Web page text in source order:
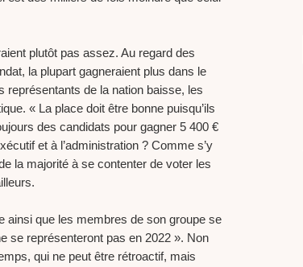
plutôt pas assez. Au regard des
la plupart gagneraient plus dans le
représentants de la nation baisse, les
« La place doit être bonne puisqu’ils
des candidats pour gagner 5 400 €
et à l’administration ? Comme s’y
la majorité à se contenter de voter les
ainsi que les membres de son groupe se
se représenteront pas en 2022 ». Non
qui ne peut être rétroactif, mais